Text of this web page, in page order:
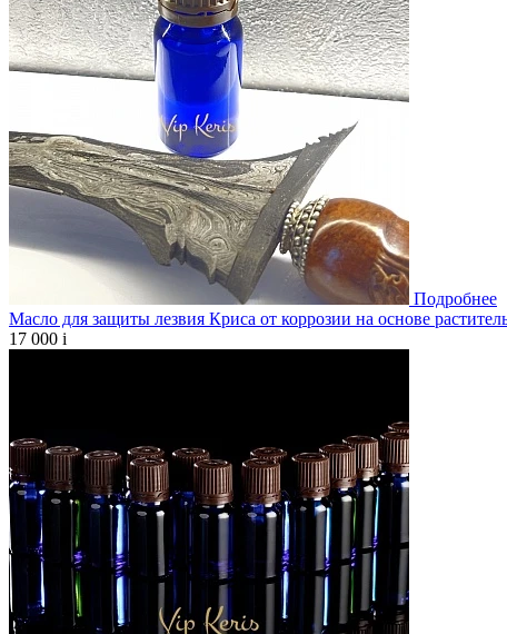
Подробнее
Масло для защиты лезвия Криса от коррозии на основе
17 000 i